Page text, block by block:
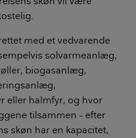
med et vedvarende
solvarmeanlæg,
biogasanlæg,
eller halmfyr, og hvor
tilsammen – efter
skøn har en kapacitet,